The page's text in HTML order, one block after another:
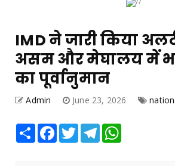
IMD ने जारी किया
असम और मेघालय में
का पूर्वानुमान
Admin June 23, 2026
Share Facebook
TwitterTelegram